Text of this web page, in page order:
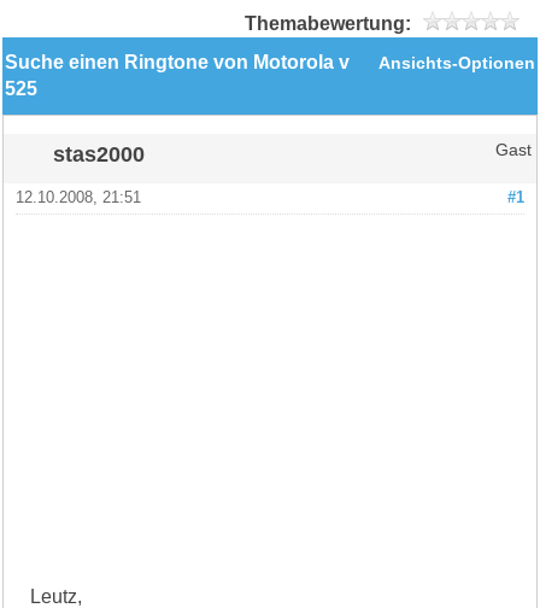
Themabewertung:
Ansichts-Optionen
Suche einen Ringtone von Motorola v
525
stas2000 Gast
#1
12.10.2008, 21:51
Leutz,